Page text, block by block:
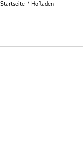
Startseite / Hofläden